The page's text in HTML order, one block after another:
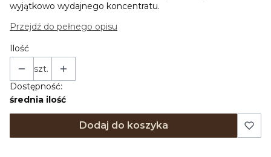
wyjątkowo wydajnego koncentratu.
Przejdź do pełnego opisu
Ilość
szt.
Dostępność:
średnia ilość
Dodaj do koszyka